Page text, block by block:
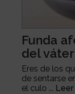
Funda
del váter
Eres de los
de sentarse
el culo ...